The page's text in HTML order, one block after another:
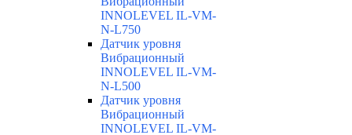
INNOLEVEL IL-VM-
N-L750
Датчик уровня
Вибрационный
INNOLEVEL IL-VM-
N-L500
Датчик уровня
Вибрационный
INNOLEVEL IL-VM-